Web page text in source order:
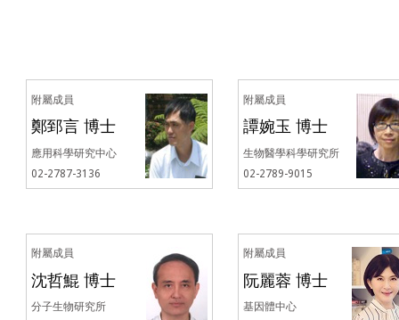
附屬成員
鄭郅言 博士
應用科學研究中心
02-2787-3136
附屬成員
譚婉玉 博士
生物醫學科學研究所
02-2789-9015
附屬成員
沈哲鯤 博士
分子生物研究所
附屬成員
阮麗蓉 博士
基因體中心